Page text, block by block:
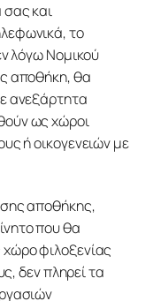
και
το
λόγω Νομικού
αποθήκη, θα
ανεξάρτητα
ως χώροι
ή οικογενειών με
αποθήκης,
που θα
φιλοξενίας
δεν πληρεί τα